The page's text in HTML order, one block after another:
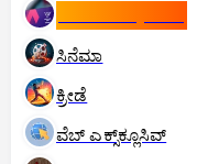
ಸಿನೆಮಾ
ಕ್ರೀಡೆ
ವೆಬ್ ಎಕ್ಸ್‌ಕ್ಲೂಸಿವ್